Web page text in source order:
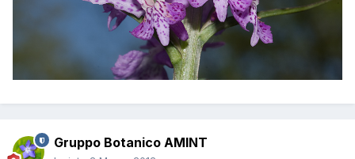
Gruppo Botanico AMINT